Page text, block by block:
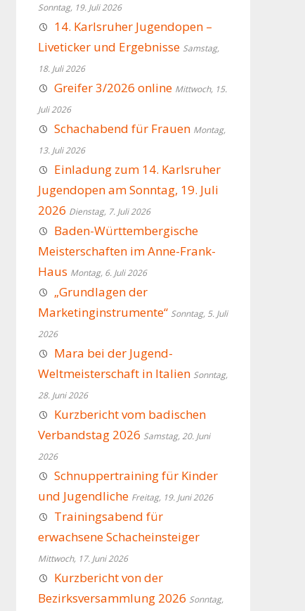
Sonntag, 19. Juli 2026
14. Karlsruher Jugendopen –
Liveticker und Ergebnisse Samstag,
18. Juli 2026
Greifer 3/2026 online Mittwoch, 15.
Juli 2026
Schachabend für Frauen Montag,
13. Juli 2026
Einladung zum 14. Karlsruher
Jugendopen am Sonntag, 19. Juli
2026 Dienstag, 7. Juli 2026
Baden-Württembergische
Meisterschaften im Anne-Frank-
Haus Montag, 6. Juli 2026
„Grundlagen der
Marketinginstrumente“ Sonntag, 5. Juli
2026
Mara bei der Jugend-
Weltmeisterschaft in Italien Sonntag,
28. Juni 2026
Kurzbericht vom badischen
Verbandstag 2026 Samstag, 20. Juni
2026
Schnuppertraining für Kinder
und Jugendliche Freitag, 19. Juni 2026
Trainingsabend für
erwachsene Schacheinsteiger
Mittwoch, 17. Juni 2026
Kurzbericht von der
Bezirksversammlung 2026 Sonntag,